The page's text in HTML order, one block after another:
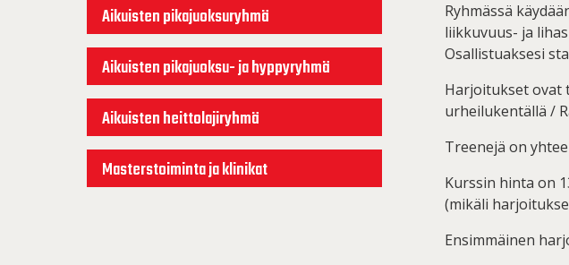
Aikuisten pikajuoksuryhmä
Aikuisten pikajuoksu- ja hyppyryhmä
Aikuisten heittolajiryhmä
Masterstoiminta ja klinikat
Ryhmässä
liikkuvuus- ja
Osallistuaksesi
Harjoitukset ovat
urheilukentällä /
Treenejä on
Kurssin hinta on
(mikäli
Ensimmäinen